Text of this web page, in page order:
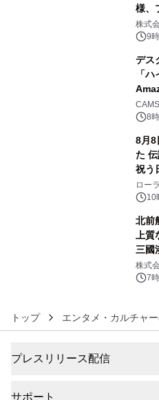
様、
きで
素泊
株式
9
デス
「
8
8月8
た
祝う
を展
催
アー
メー
ロー
10
北前
上
三國
株式
7
トップ エンタメ・カルチャ
プレスリリース配信
サポート